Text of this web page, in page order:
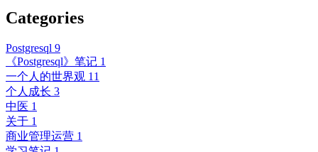
Categories
Postgresql 9
《Postgresql》笔记 1
一个人的世界观 11
个人成长 3
中医 1
关于 1
商业管理运营 1